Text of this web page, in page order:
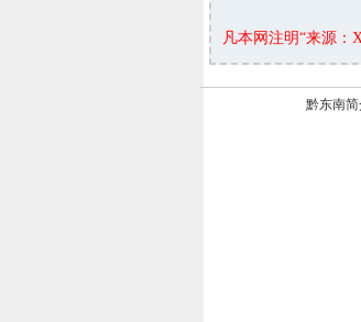
凡本网注明“来源：
黔东南